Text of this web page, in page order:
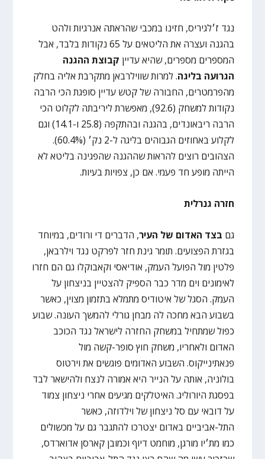
נגד ז׳לגיריס, חזינו במכבי שהראתה אנרגיות ולהט
בהגנה ועצרה את הליטאים על 65 נקודות בלבד, אבל
המספרים מספרים, שהיא עדיין קבוצת ההגנה
הגרועה בליגה. למרות שווילרבאן מתקרבת אליה בחלק
מהפרמטרים, החבורה של קטש עדיין סופגת הכי הרבה
נקודות למשחק (92.6), מאפשרת ליריבתה לקלוט הכי
הרבה ריבאונדים, בהגנה ובהתקפה (25.8 ו-14.1) וגם
לקלוע באחוזים הגבוהים בליגה ל-2 נק׳ (60.4%).
הצהובים רוצים להראות שההגנה שהפגינה בליטא לא
הייתה מופע חד פעמי. אם כן, צפויות בעיות.
חזרה גנרלית
גם בצד האדום של העיר, הדברים די ורודים, במיוחד
בגזרת הפצועים. תומר גינת חזר לפרקט נגד וילרבאן,
פלטין מול הפועל העמק, אודיאסי וקאבוקלו גם הם חזרו
לאימונים וים מדר כבר הספיק להצטיין בניצחון על
העמק. הסגל של איטודיס מתמלא בתזמון מצוין, כאשר
בשבוע הבא מחכה לה מבחן גורלי להמשך העונה. שבוע
כפול שמתחיל במשחק החזרה לישראל נגד הכוכב
האדום ולאחריו, משחק חוץ סופר-קשה מול
פנאתינייקוס. השבוע האדומים פוגשים את וירטוס
בולוניה, אותה על הנייר היא אמורה לנצח ולהישאר לבד
בפסגת היורוליג. האיטלקים מגיעים אחרי ניצחון צמוד
על דובאי עם סל ניצחון של וילדוזה, כאשר
התל-אביביים באדום יצטרכו להתגבר גם על מכשולים
כמו מת׳יו מורגן, מוחמט דיוף וכמובן קארסן אדוארדס,